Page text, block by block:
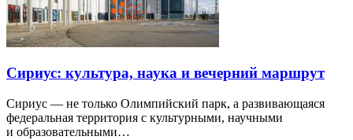
Сириус: культура, наука и вечерний маршрут
Сириус — не только Олимпийский парк, а развивающаяся
федеральная территория с культурными, научными
и образовательными…